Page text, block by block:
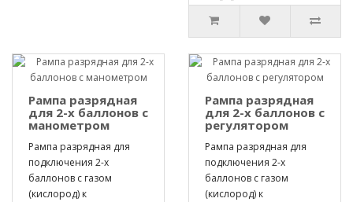
Рампа разрядная
для 2-х баллонов с
манометром
Рампа разрядная для
подключения 2-х
баллонов с газом
(кислород) к
Рампа разрядная
для 2-х баллонов с
регулятором
Рампа разрядная для
подключения 2-х
баллонов с газом
(кислород) к